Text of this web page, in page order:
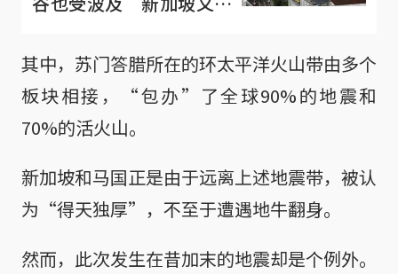
其中，苏门答腊所在的环太平洋火山带由多个
板块相接，“包办”了全球90%的地震和
70%的活火山。
新加坡和马国正是由于远离上述地震带，被认
为“得天独厚”，不至于遭遇地牛翻身。
然而，此次发生在昔加末的地震却是个例外。